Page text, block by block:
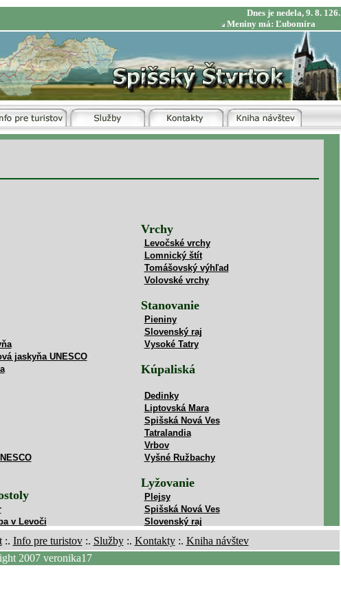
Dnes je nedela, 9. 8. 126.
Meniny má: Ľubomíra
:. Info pre turistov:. Služby:. Kontakty:. Kniha návštev
2007 veronika17